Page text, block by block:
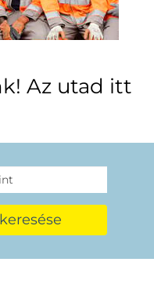
Az utad itt